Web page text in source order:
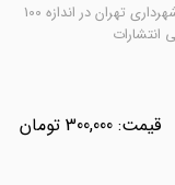
نقشه منطقه 22 شهرداری تهران در اندازه 100x70 سانتی‌متر و در مقیاس 1:18.000
300,000